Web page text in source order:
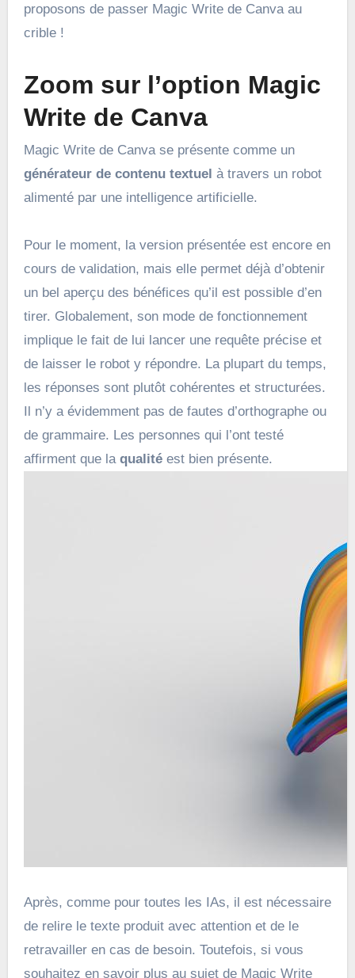
proposons de passer Magic Write de Canva au
crible !
Zoom sur l’option Magic
Write de Canva
Magic Write de Canva se présente comme un
générateur de contenu textuel à travers un robot
alimenté par une intelligence artificielle.
Pour le moment, la version présentée est encore en
cours de validation, mais elle permet déjà d’obtenir
un bel aperçu des bénéfices qu’il est possible d’en
tirer. Globalement, son mode de fonctionnement
implique le fait de lui lancer une requête précise et
de laisser le robot y répondre. La plupart du temps,
les réponses sont plutôt cohérentes et structurées.
Il n’y a évidemment pas de fautes d’orthographe ou
de grammaire. Les personnes qui l’ont testé
affirment que la qualitéest bien présente.
Après, comme pour toutes les IAs, il est nécessaire
de relire le texte produit avec attention et de le
retravailler en cas de besoin. Toutefois, si vous
souhaitez en savoir plus au sujet de Magic Write